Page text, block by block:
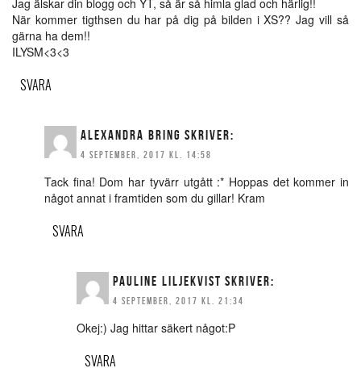
När kommer tigthsen du har på dig på bilden i XS?? Jag vill så
gärna ha dem!!
ILYSM<3<3
SVARA
ALEXANDRA BRING SKRIVER:
4 SEPTEMBER, 2017 KL. 14:58
Tack fina! Dom har tyvärr utgått :* Hoppas det kommer in
något annat i framtiden som du gillar! Kram
SVARA
PAULINE LILJEKVIST SKRIVER:
4 SEPTEMBER, 2017 KL. 21:34
Okej:) Jag hittar säkert något:P
SVARA